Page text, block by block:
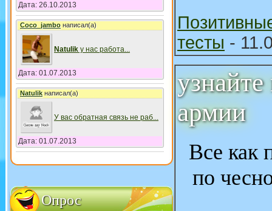
Дата: 26.10.2013
Coco_jambo написал(а)
Natulik у нас работа...
Дата: 01.07.2013
Natulikнаписал(а)
У вас обратная связь не раб...
Дата: 01.07.2013
Опрос
тесты -
армии
Все как
по